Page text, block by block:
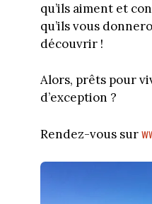
qu’ils aiment et
qu’ils vous
découvrir !
Alors, prêts pour
d’exception ?
Rendez-vous sur